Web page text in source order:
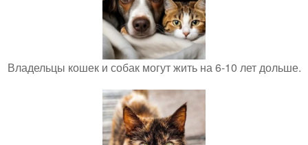
Владельцы кошек и собак могут жить на 6-10 лет дольше.